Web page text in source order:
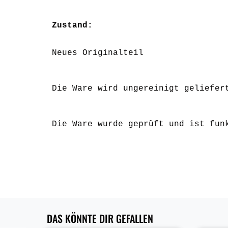
Zustand:
Neues Originalteil
Die Ware wird ungereinigt
Die Ware wurde geprüft und ist
DAS KÖNNTE DIR GEFALLEN